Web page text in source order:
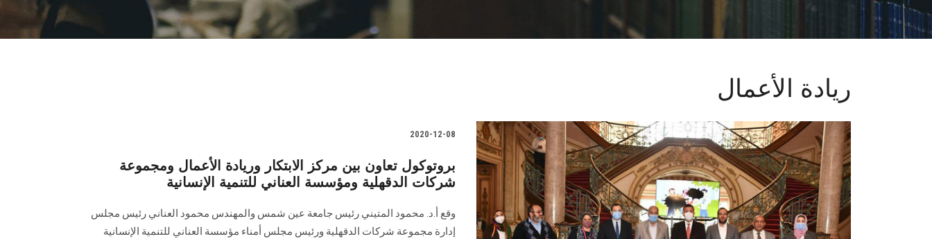
ريادة الأعمال
2020-12-08
بروتوكول تعاون بين مركز الابتكار وريادة الأعمال ومجموعة
شركات الدقهلية ومؤسسة العناني للتنمية الإنسانية
وقع أ.د. محمود المتيني رئيس جامعة عين شمس والمهندس محمود العناني رئيس مجلس
إدارة مجموعة شركات الدقهلية ورئيس مجلس أمناء مؤسسة العناني للتنمية الإنسانية